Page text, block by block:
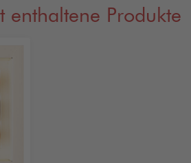
enthaltene Produkte